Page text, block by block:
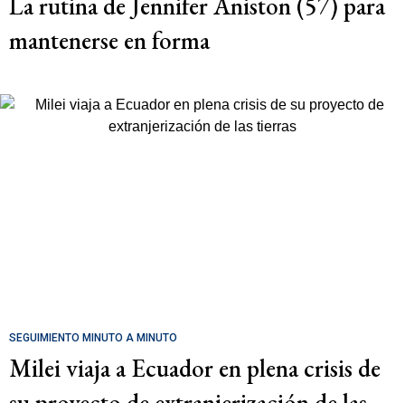
mantenerse en forma
SEGUIMIENTO MINUTO A MINUTO
Milei viaja a Ecuador en plena crisis de